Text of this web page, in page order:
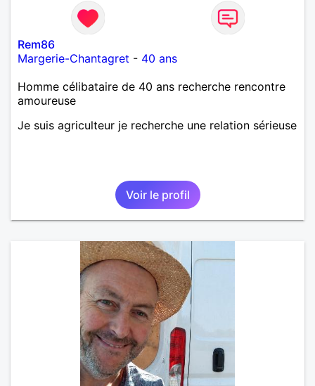
Rem86
Margerie-Chantagret - 40 ans
Homme célibataire de 40 ans recherche rencontre
amoureuse
Je suis agriculteur je recherche une relation sérieuse
Voir le profil